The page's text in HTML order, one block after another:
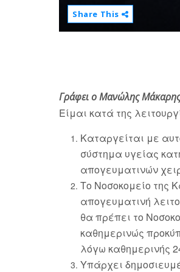
Share This
Γράφει ο Μανώλης Μάκαρης
Είμαι κατά της
Καταργείται με
σύστημα υγείας
απογευματινών
Το Νοσοκομείο της
απογευματινή
θα πρέπει το
καθημερινώς
λόγω καθημερινής
Υπάρχει